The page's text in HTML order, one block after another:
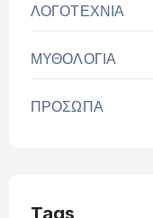
ΛΟΓΟΤΕΧΝΙΑ
ΜΥΘΟΛΟΓΙΑ
ΠΡΟΣΩΠΑ
Tags